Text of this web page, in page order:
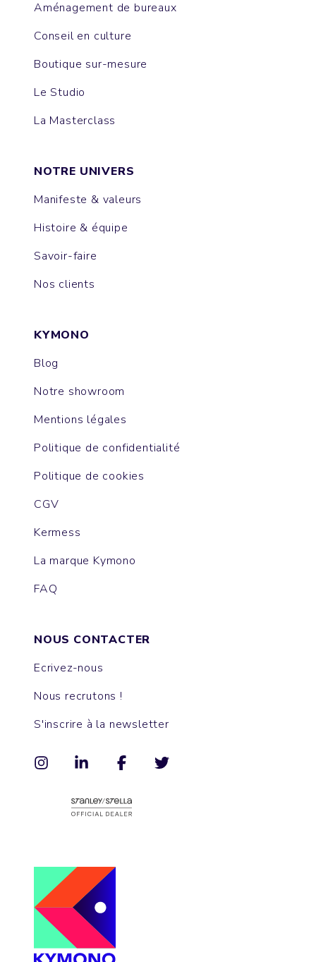
Aménagement de bureaux
Conseil en culture
Boutique sur-mesure
Le Studio
La Masterclass
NOTRE UNIVERS
Manifeste & valeurs
Histoire & équipe
Savoir-faire
Nos clients
KYMONO
Blog
Notre showroom
Mentions légales
Politique de confidentialité
Politique de cookies
CGV
Kermess
La marque Kymono
FAQ
NOUS CONTACTER
Ecrivez-nous
Nous recrutons !
S'inscrire à la newsletter